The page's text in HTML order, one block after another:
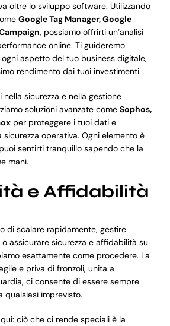
oltre lo sviluppo software. Utilizzando
Google Tag Manager, Google
, possiamo offrirti un’analisi
online. Ti guideremo
ogni aspetto del tuo business digitale,
rendimento dai tuoi investimenti.
nella sicurezza e nella gestione
soluzioni avanzate come Sophos,
per proteggere i tuoi dati e
sicurezza operativa. Ogni elemento è
sentirti tranquillo sapendo che la
mani.
e Affidabilità
di scalare rapidamente, gestire
assicurare sicurezza e affidabilità su
esattamente come procedere. La
e priva di fronzoli, unita a
ci consente di essere sempre
qualsiasi imprevisto.
ciò che ci rende speciali è la